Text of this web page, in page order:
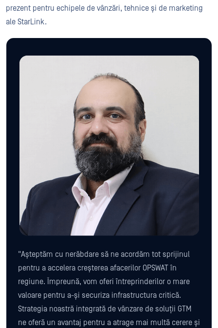
prezent pentru echipele de vânzări, tehnice și de marketing
ale StarLink.
"Așteptăm cu nerăbdare să ne acordăm tot sprijinul
pentru a accelera creșterea afacerilor OPSWAT în
regiune. Împreună, vom oferi întreprinderilor o mare
valoare pentru a-și securiza infrastructura critică.
Strategia noastră integrată de vânzare de soluții GTM
ne oferă un avantaj pentru a atrage mai multă cerere și